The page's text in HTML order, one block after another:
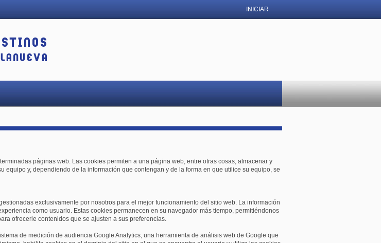
INICIAR
páginas web. Las cookies permiten a una página web, entre otras cosas, almacenar y
y, dependiendo de la información que contengan y de la forma en que utilice su equipo, se
exclusivamente por nosotros para el mejor funcionamiento del sitio web. La información
como usuario. Estas cookies permanecen en su navegador más tiempo, permitiéndonos
ofrecerle contenidos que se ajusten a sus preferencias.
de medición de audiencia Google Analytics, una herramienta de análisis web de Google que